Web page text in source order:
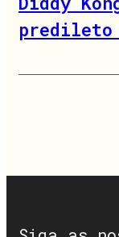
predileto